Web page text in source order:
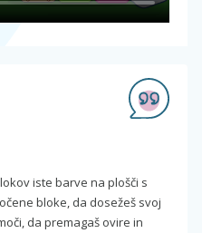
iste barve na plošči s
bloke, da dosežeš svoj
da premagaš ovire in